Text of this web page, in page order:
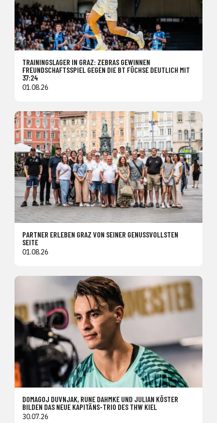
TRAININGSLAGER IN GRAZ: ZEBRAS GEWINNEN
FREUNDSCHAFTSSPIEL GEGEN DIE BT FÜCHSE DEUTLICH MIT
37:24
01.08.26
PARTNER ERLEBEN GRAZ VON SEINER GENUSSVOLLSTEN
SEITE
01.08.26
DOMAGOJ DUVNJAK, RUNE DAHMKE UND JULIAN KÖSTER
BILDEN DAS NEUE KAPITÄNS-TRIO DES THW KIEL
30.07.26